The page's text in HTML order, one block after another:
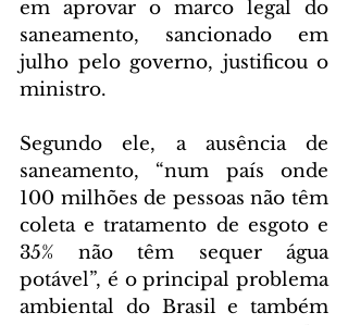
em aprovar o marco legal do
saneamento, sancionado em
julho pelo governo, justificou o
ministro.
Segundo ele, a ausência de
saneamento, “num país onde
100 milhões de pessoas não têm
coleta e tratamento de esgoto e
35% não têm sequer água
potável”, é o principal problema
ambiental do Brasil e também